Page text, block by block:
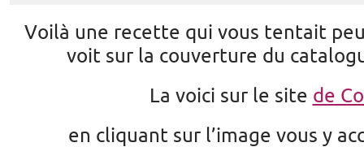
Voilà une recette qui vous tentait
voit sur la couverture du
La voici sur le site de
en cliquant sur l’image vous y